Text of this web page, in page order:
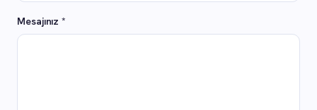
Mesajınız *